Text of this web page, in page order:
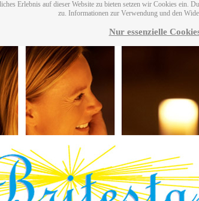
Erlebnis auf dieser Website zu bieten setzen wir Cookies ein.
zu. Informationen zur Verwendung und den
Nur essenzielle